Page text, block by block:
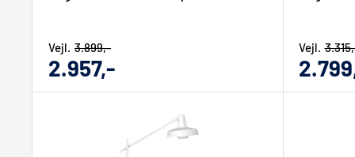
Udsalgs
pris
2.957,-
Vejl. 3.899,-
pris
Vejl.